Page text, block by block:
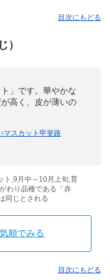
目次にもどる
）
」です。華やかな
高く、皮が薄いの
マスカット甲斐路
ト,9月中～10月上旬,育
わり品種である「赤
同じとされる
順でみる
目次にもどる